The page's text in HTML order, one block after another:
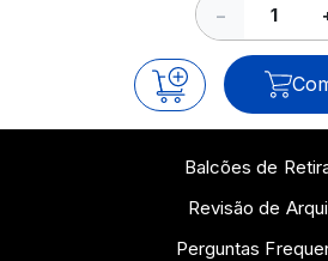
−
Balcões de
Revisão de
Perguntas